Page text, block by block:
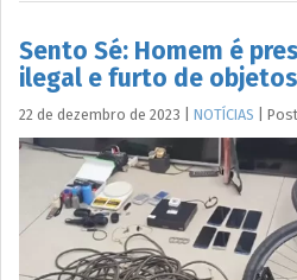
Sento Sé: Homem é
ilegal e furto de objetos
22 de dezembro de 2023 NOTÍCIAS